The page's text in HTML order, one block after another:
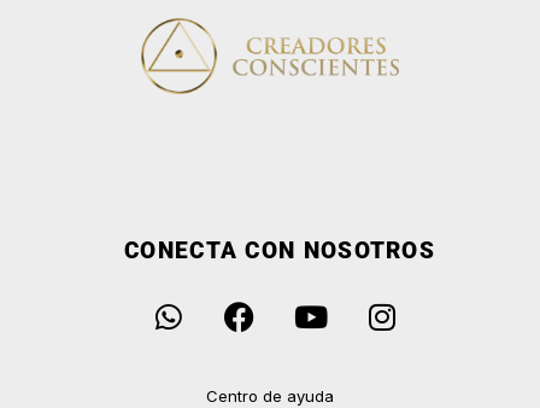
CONECTA CON NOSOTROS
Centro de ayuda